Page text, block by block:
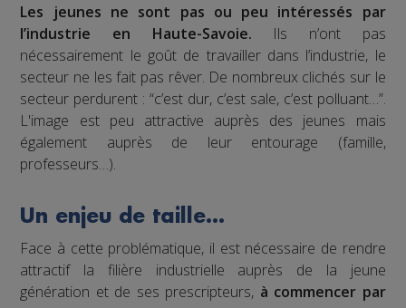
Les jeunes ne sont pas ou peu intéressés par
l’industrie en Haute-Savoie. Ils n’ont pas
nécessairement le goût de travailler dans l’industrie, le
secteur ne les fait pas rêver. De nombreux clichés sur le
secteur perdurent : “c’est dur, c’est sale, c’est polluant…”.
L'image est peu attractive auprès des jeunes mais
également auprès de leur entourage (famille,
professeurs…).
Un enjeu de taille…
Face à cette problématique, il est nécessaire de rendre
attractif la filière industrielle auprès de la jeune
génération et de ses prescripteurs, à commencer par